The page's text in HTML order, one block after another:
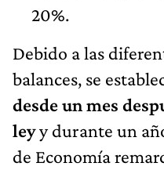
20%.
Debido a las
balances, se
desde un mes
leyy durante un
de Economía